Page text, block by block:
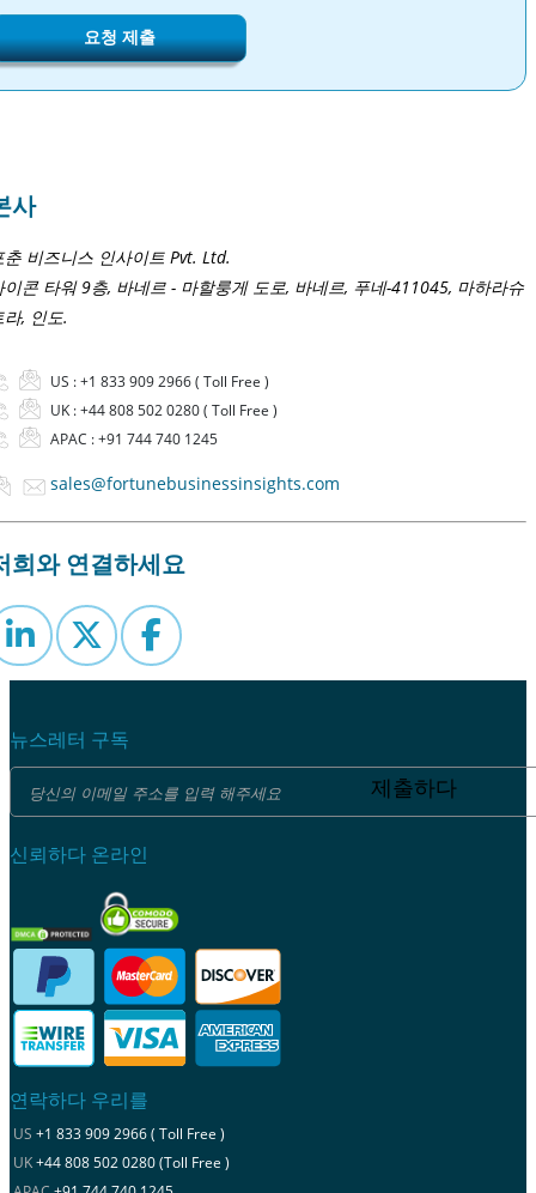
요청 제출
사
춘 비즈니스 인사이트 Pvt. Ltd.
이콘 타워 9층, 바네르 - 마할룽게 도로, 바네르, 푸네-411045, 마하라슈
라, 인도.
US :+1 833 909 2966 ( Toll Free )
UK :+44 808 502 0280 ( Toll Free )
APAC :+91 744 740 1245
sales@fortunebusinessinsights.com
희와 연결하세요
뉴스레터 구독
제출하다
신뢰하다 온라인
연락하다 우리를
US +1 833 909 2966 ( Toll Free )
UK+44 808 502 0280 (Toll Free )